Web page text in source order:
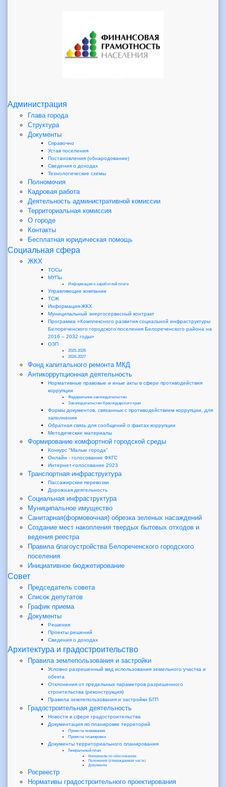
Администрация
Глава города
Структура
Документы
Справочно
Устав поселения
Постановления (обнародование)
Сведения о доходах
Технологические схемы
Полномочия
Кадровая работа
Деятельность административной комиссии
Территориальная комиссия
О городе
Контакты
Бесплатная юридическая помощь
Социальная сфера
ЖКХ
ТОСы
МУПы
Информация о заработной плате
Управляющие компании
ТСЖ
Информация-ЖКХ
Муниципальный энергосервисный контракт
Программа «Комплексного развития социальной инфраструктуры
Белореченского городского поселения Белореченского района на
2016 – 2032 годы»
ОЗП
2025-2026
2026-2027
Фонд капитального ремонта МКД
Антикоррупционная деятельность
Нормативные правовые и иные акты в сфере противодействия
коррупции
Федеральное законодательство
Законодательство Краснодарского края
Формы документов, связанных с противодействием коррупции, для
заполнения
Обратная связь для сообщений о фактах коррупции
Методические материалы
Формирование комфортной городской среды
Конкурс "Малые города"
Онлайн - голосование ФКГС
Интернет-голосование 2023
Транспортная инфраструктура
Пассажирские перевозки
Дорожная деятельность
Социальная инфраструктура
Муниципальное имущество
Санитарная(формовочная) обрезка зеленых насаждений
Создание мест накопления твердых бытовых отходов и
ведения реестра
Правила благоустройства Белореченского городского
поселения
Инициативное бюджетирование
Совет
Председатель совета
Список депутатов
График приема
Документы
Решения
Проекты решений
Сведения о доходах
Архитектура и градостроительство
Правила землепользования и застройки
Условно разрешенный вид использования земельного участка и
обекта
Отклонения от предельных параметров разрешенного
строительства (реконструкция)
Правила землепользования и застройки БГП
Градостроительная деятельность
Новости в сфере градостроительства
Документация по планировке территорий
Проекты межевания
Проекты планировки
Документы территориального планирования
Генеральный план
Материалы по обоснованию
Положения (утверждаемая часть)
Документы
Росреестр
Нормативы градостроительного проектирования